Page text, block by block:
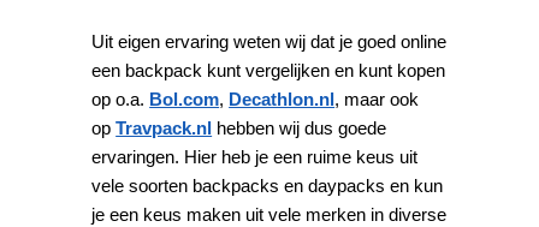
Uit eigen ervaring weten wij dat je goed online
een backpack kunt vergelijken en kunt kopen
op o.a. Bol.com, Decathlon.nl, maar ook
opTravpack.nl hebben wij dus goede
ervaringen. Hier heb je een ruime keus uit
vele soorten backpacks en daypacks en kun
je een keus maken uit vele merken in diverse